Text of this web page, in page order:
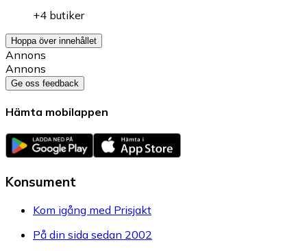
+4 butiker
Hoppa över innehållet
Annons
Annons
Ge oss feedback
Hämta mobilappen
Konsument
Kom igång med Prisjakt
På din sida sedan 2002